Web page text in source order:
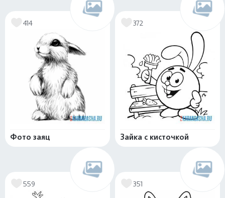
414
Фото заяц
372
Зайка с кисточкой
559 351